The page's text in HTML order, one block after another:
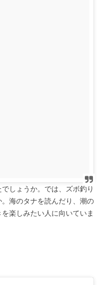
しょうか。では、ズボ釣り
海のタナを読んだり、潮の
楽しみたい人に向いていま